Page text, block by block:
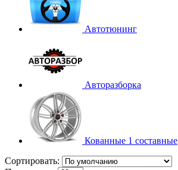
Автотюнинг
Авторазборка
Кованные 1 составные
Сортировать: